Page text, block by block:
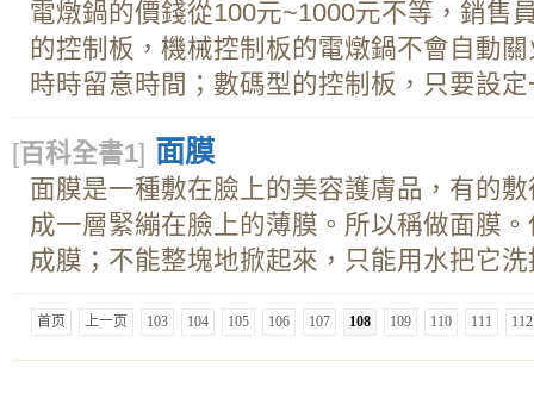
電燉鍋的價錢從100元~1000元不等，銷售
的控制板，機械控制板的電燉鍋不會自動
時時留意時間；數碼型的控制板，只要設
[百科全書1] 面膜
面膜是一種敷在臉上的美容護膚品，有的
成一層緊繃在臉上的薄膜。所以稱做面膜
成膜；不能整塊地掀起來，只能用水把它洗
首页 上一页 103 104 105 106 107 108 109 110 111 112